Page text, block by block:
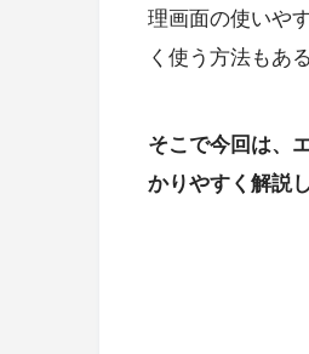
理画面の使いや
く使う方法もあ
そこで今回は、
かりやすく解説